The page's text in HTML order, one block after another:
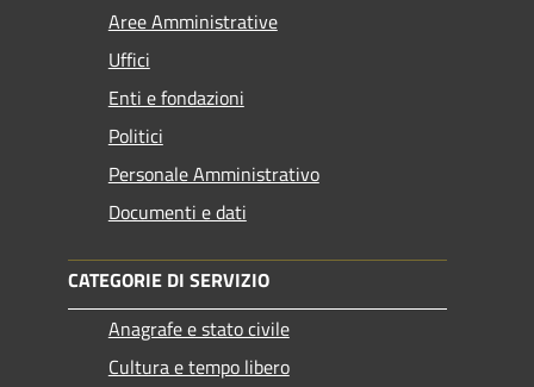
Aree Amministrative
Uffici
Enti e fondazioni
Politici
Personale Amministrativo
Documenti e dati
CATEGORIE DI SERVIZIO
Anagrafe e stato civile
Cultura e tempo libero